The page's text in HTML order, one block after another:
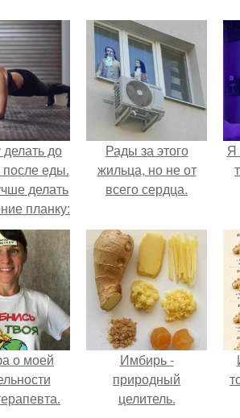
до
еды.
делать
планку:
вечером
Рады за этого
жильца, но не от
всего сердца.
Я
о моей
Имбирь -
природный
целитель.